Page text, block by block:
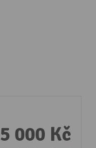
5 000 Kč